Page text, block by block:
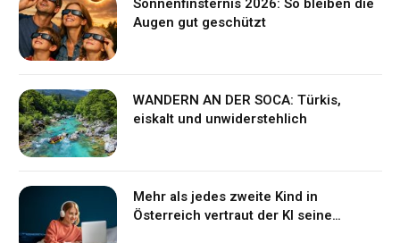
Sonnenfinsternis 2026: So bleiben die
Augen gut geschützt
WANDERN AN DER SOCA: Türkis,
eiskalt und unwiderstehlich
Mehr als jedes zweite Kind in
Österreich vertraut der KI seine